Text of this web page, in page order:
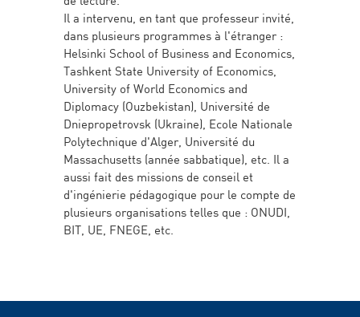
Il a intervenu, en tant que professeur invité,
dans plusieurs programmes à l'étranger :
Helsinki School of Business and Economics,
Tashkent State University of Economics,
University of World Economics and
Diplomacy (Ouzbekistan), Université de
Dniepropetrovsk (Ukraine), Ecole Nationale
Polytechnique d'Alger, Université du
Massachusetts (année sabbatique), etc. Il a
aussi fait des missions de conseil et
d'ingénierie pédagogique pour le compte de
plusieurs organisations telles que : ONUDI,
BIT, UE, FNEGE, etc.